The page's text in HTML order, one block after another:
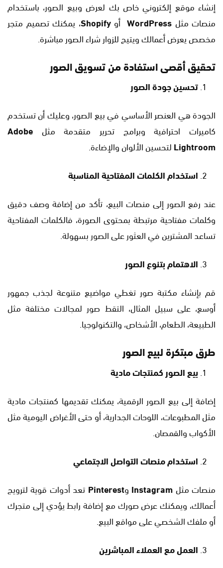
إنشاء موقع إلكتروني خاص بك لعرض وبيع الصور، باستخدام
منصات مثل WordPress أوShopify، يمكنك تصميم متجر
مخصص يعرض أعمالك ويتيح للزوار شراء الصور مباشرة.
تحقيق أقصى استفادة من تسويق الصور
تحسين جودة الصور
الجودة هي العنصر الأساسي في بيع الصور، وعليك أن تستخدم
كاميرات احترافية وبرامج تحرير متقدمة مثل Adobe
Lightroomلتحسين الألوان والإضاءة.
استخدام الكلمات المفتاحية المناسبة
عند رفع الصور إلى منصات البيع، تأكد من إضافة وصف دقيق
وكلمات مفتاحية مرتبطة بمحتوى الصورة، فالكلمات المفتاحية
تساعد المشترين في العثور على الصور بسهولة.
الاهتمام بتنوع الصور
قم بإنشاء مكتبة صور تغطي مواضيع متنوعة لجذب جمهور
أوسع، على سبيل المثال، التقط صور لمجالات مختلفة مثل
الطبيعة، الطعام، الأشخاص، والتكنولوجيا.
طرق مبتكرة لبيع الصور
بيع الصور كمنتجات مادية
إضافة إلى بيع الصور الرقمية، يمكنك تقديمها كمنتجات مادية
مثل المطبوعات، اللوحات الجدارية، أو حتى الأغراض اليومية مثل
الأكواب والقمصان.
استخدام منصات التواصل الاجتماعي
منصات مثلInstagram وPinterest تعد أدوات قوية لترويج
أعمالك، ويمكنك عرض صورك مع إضافة رابط يؤدي إلى متجرك
أو ملفك الشخصي على مواقع البيع.
العمل مع العملاء المباشرين